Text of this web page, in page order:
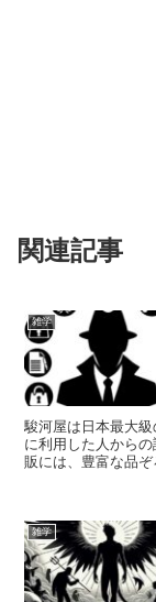
関連記事
雑学
駿河屋は日本最大
に利用した人から
販には、豊富な品ぞ
雑学